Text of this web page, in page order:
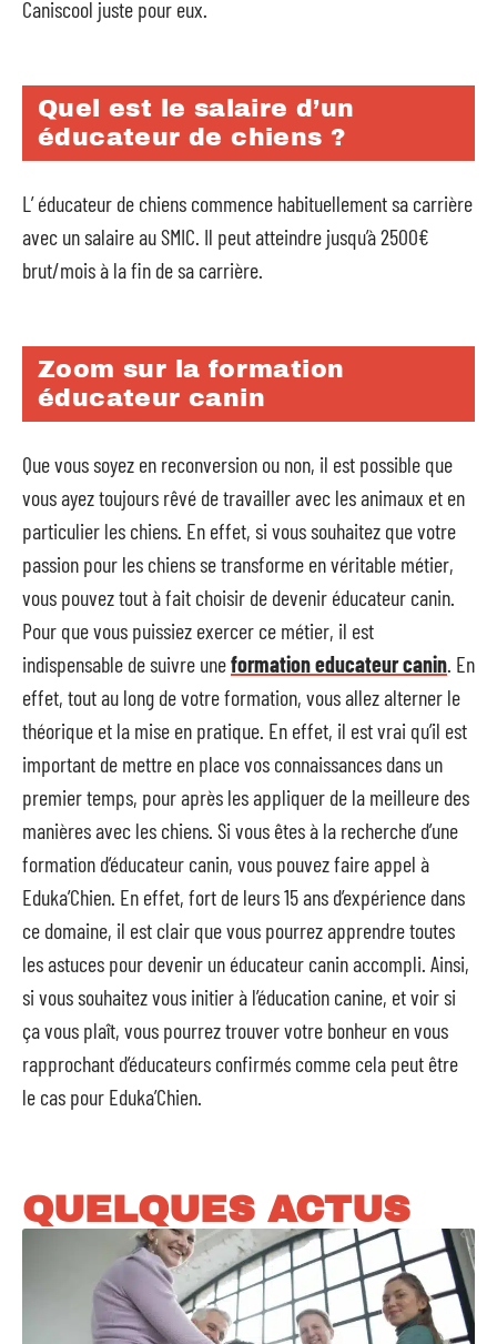
Caniscool juste pour eux.
Quel est le salaire d’un
éducateur de chiens ?
L’ éducateur de chiens commence habituellement sa carrière
avec un salaire au SMIC. Il peut atteindre jusqu’à 2500€
brut/mois à la fin de sa carrière.
Zoom sur la formation
éducateur canin
Que vous soyez en reconversion ou non, il est possible que
vous ayez toujours rêvé de travailler avec les animaux et en
particulier les chiens. En effet, si vous souhaitez que votre
passion pour les chiens se transforme en véritable métier,
vous pouvez tout à fait choisir de devenir éducateur canin.
Pour que vous puissiez exercer ce métier, il est
indispensable de suivre uneformation educateur canin . En
effet, tout au long de votre formation, vous allez alterner le
théorique et la mise en pratique. En effet, il est vrai qu’il est
important de mettre en place vos connaissances dans un
premier temps, pour après les appliquer de la meilleure des
manières avec les chiens. Si vous êtes à la recherche d’une
formation d’éducateur canin, vous pouvez faire appel à
Eduka’Chien. En effet, fort de leurs 15 ans d’expérience dans
ce domaine, il est clair que vous pourrez apprendre toutes
les astuces pour devenir un éducateur canin accompli. Ainsi,
si vous souhaitez vous initier à l’éducation canine, et voir si
ça vous plaît, vous pourrez trouver votre bonheur en vous
rapprochant d’éducateurs confirmés comme cela peut être
le cas pour Eduka’Chien.
QUELQUES ACTUS